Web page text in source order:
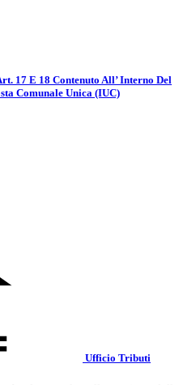
17 E 18 Contenuto All’ Interno Del
Comunale Unica (IUC)
Ufficio Tributi